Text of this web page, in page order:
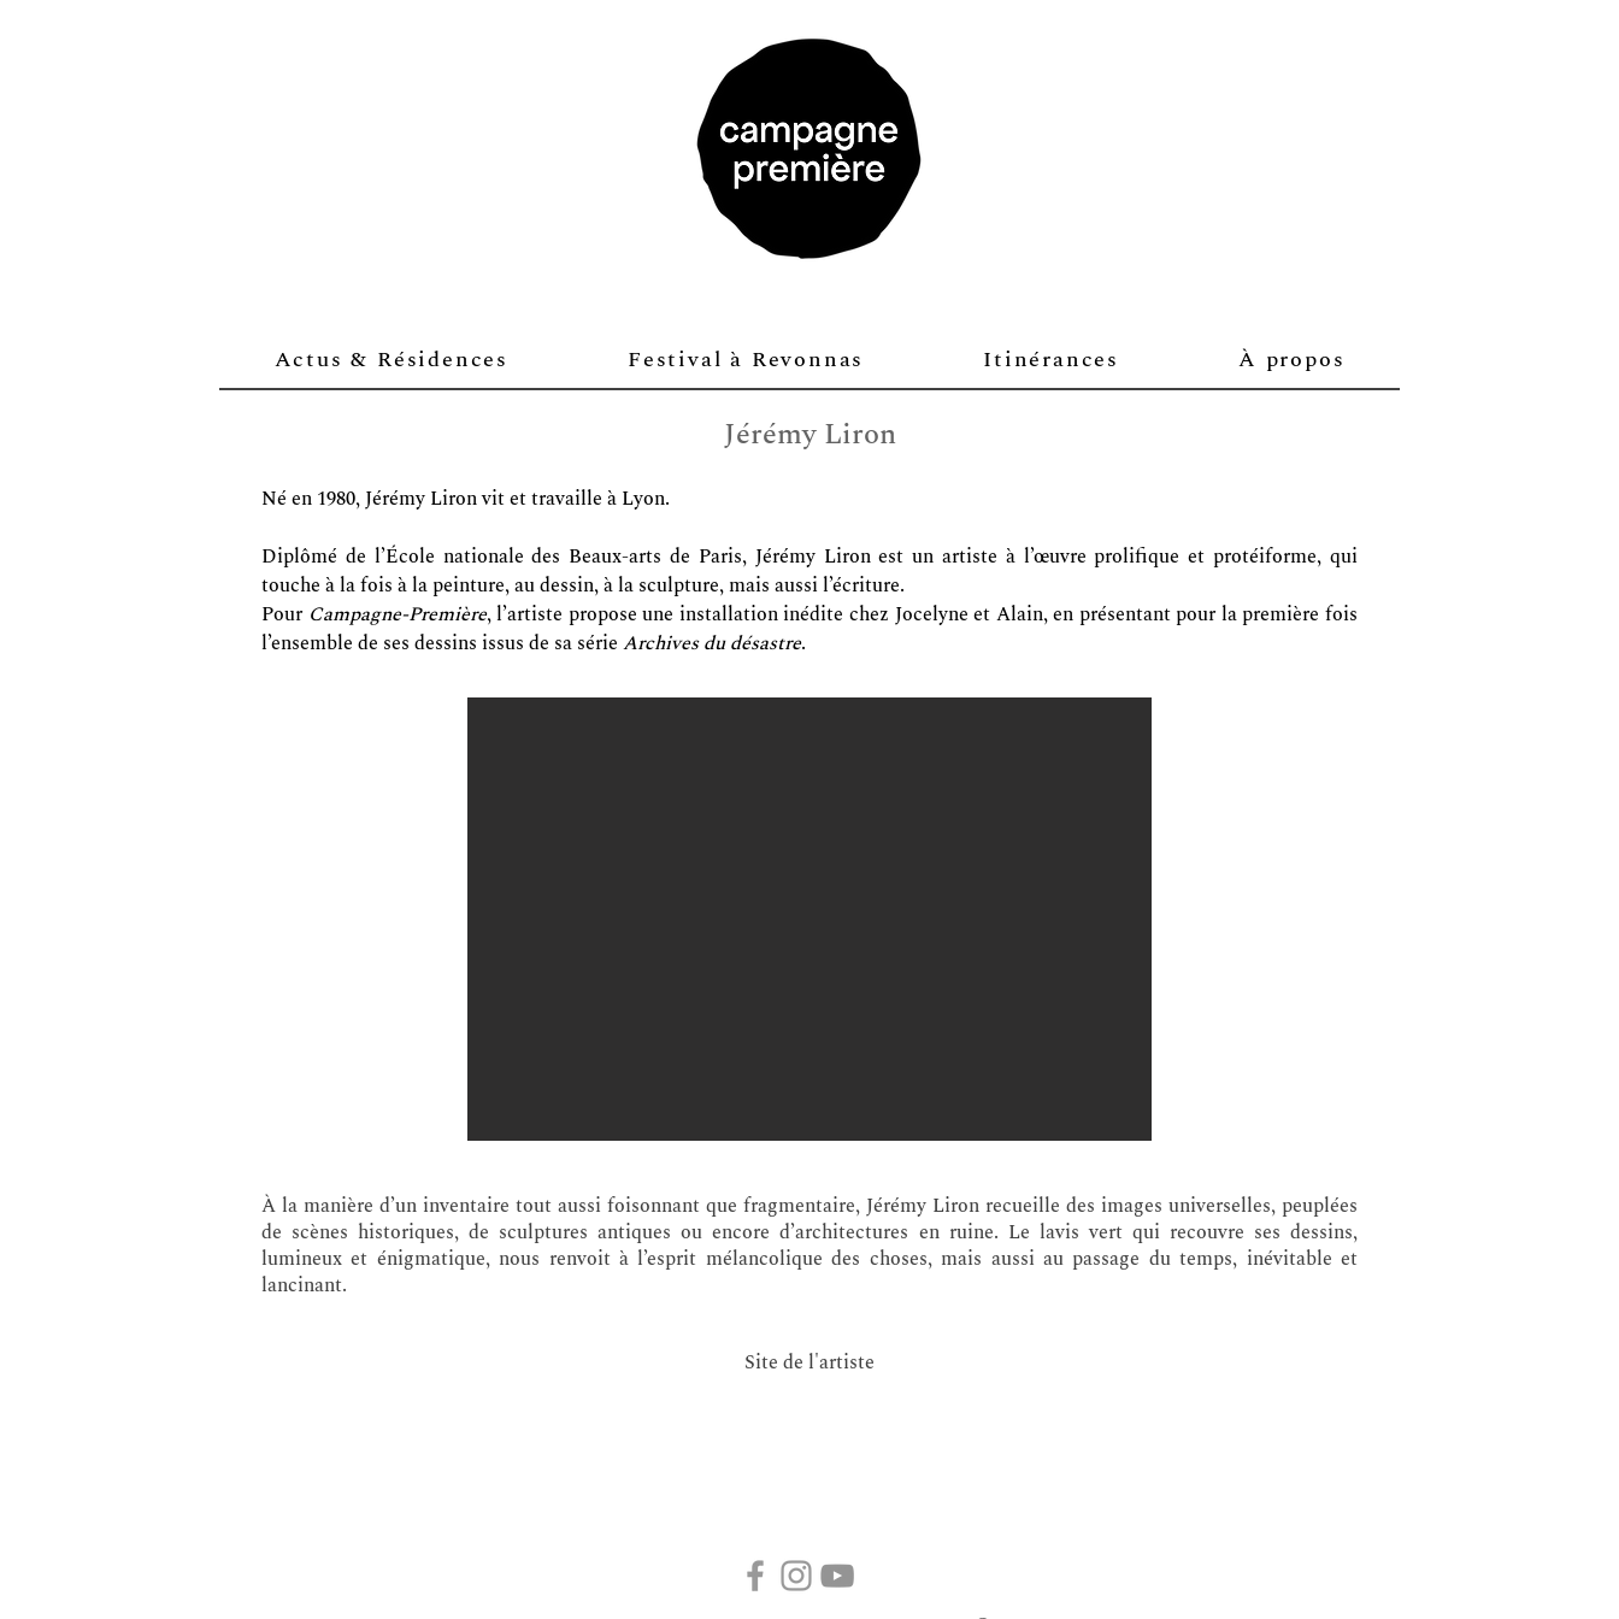
Jérémy Liron
Né en 1980, Jérémy Liron vit et travaille à Lyon.
Diplômé de l’École nationale des Beaux-arts de Paris, Jérémy Liron est un artiste à l’œuvre prolifique et protéiforme, qui
touche à la fois à la peinture, au dessin, à la sculpture, mais aussi l’écriture.
Pour Campagne-Première, l’artiste propose une installation inédite chez Jocelyne et Alain, en présentant pour la première fois
l’ensemble de ses dessins issus de sa série Archives du désastre.
À la manière d’un inventaire tout aussi foisonnant que fragmentaire, Jérémy Liron recueille des images universelles, peuplées
de scènes historiques, de sculptures antiques ou encore d’architectures en ruine. Le lavis vert qui recouvre ses dessins,
lumineux et énigmatique, nous renvoit à l’esprit mélancolique des choses, mais aussi au passage du temps, inévitable et
lancinant.
Site de l'artiste
Actus & Résidences Festival à Revonnas Itinérances À propos